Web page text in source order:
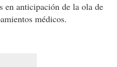
en anticipación de la ola de
médicos.